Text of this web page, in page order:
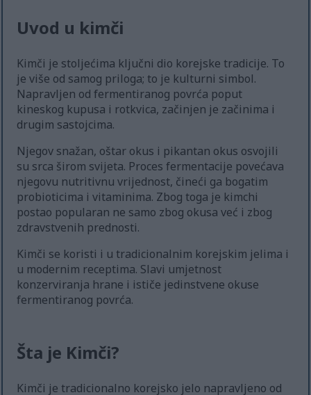
Uvod u kimči
Kimči je stoljećima ključni dio korejske tradicije. To
je više od samog priloga; to je kulturni simbol.
Napravljen od fermentiranog povrća poput
kineskog kupusa i rotkvica, začinjen je začinima i
drugim sastojcima.
Njegov snažan, oštar okus i pikantan okus osvojili
su srca širom svijeta. Proces fermentacije povećava
njegovu nutritivnu vrijednost, čineći ga bogatim
probioticima i vitaminima. Zbog toga je kimchi
postao popularan ne samo zbog okusa već i zbog
zdravstvenih prednosti.
Kimči se koristi i u tradicionalnim korejskim jelima i
u modernim receptima. Slavi umjetnost
konzerviranja hrane i ističe jedinstvene okuse
fermentiranog povrća.
Šta je Kimči?
Kimči je tradicionalno korejsko jelo napravljeno od